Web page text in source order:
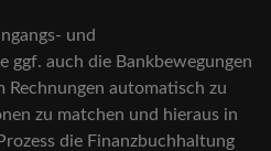
und
ggf. auch die Bankbewegungen
Rechnungen automatisch zu
zu matchen und hieraus in
die Finanzbuchhaltung